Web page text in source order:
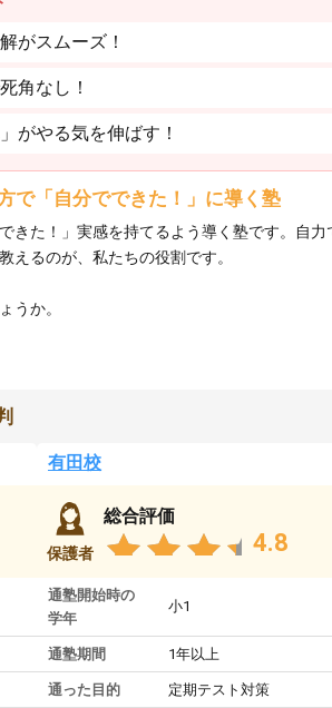
がスムーズ！
角なし！
がやる気を伸ばす！
で「自分でできた！」に導く塾
きた！」実感を持てるよう導く塾です。自
えるのが、私たちの役割です。
うか。
有田校
保護者
総合評価
4.8
通塾開始時の
学年
小1
通塾期間 1年以上
通った目的 定期テスト対策